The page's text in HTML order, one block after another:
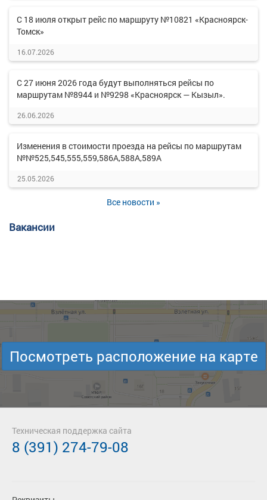
С 18 июля открыт рейс по маршруту №10821 «Красноярск-
Томск»
16.07.2026
С 27 июня 2026 года будут выполняться рейсы по
маршрутам №8944 и №9298 «Красноярск — Кызыл».
26.06.2026
Изменения в стоимости проезда на рейсы по маршрутам
№№525,545,555,559,586А,588А,589А
25.05.2026
Все новости »
Вакансии
Посмотреть расположение на карте
Техническая поддержка сайта
8 (391) 274-79-08